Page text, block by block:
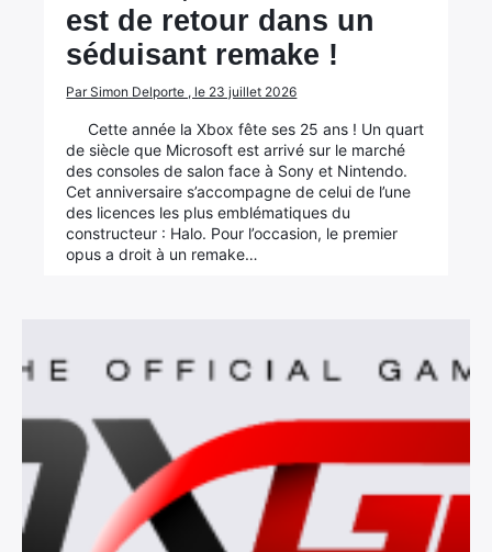
est de retour dans un
séduisant remake !
Par Simon Delporte , le 23 juillet 2026
Cette année la Xbox fête ses 25 ans ! Un quart
de siècle que Microsoft est arrivé sur le marché
des consoles de salon face à Sony et Nintendo.
Cet anniversaire s’accompagne de celui de l’une
des licences les plus emblématiques du
constructeur : Halo. Pour l’occasion, le premier
opus a droit à un remake…